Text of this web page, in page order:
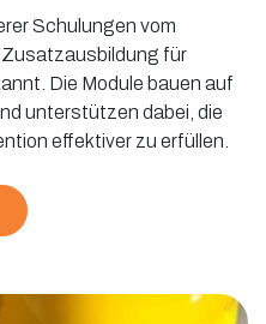
Schulungen vom
für
Die Module bauen auf
unterstützen dabei, die
effektiver zu erfüllen.